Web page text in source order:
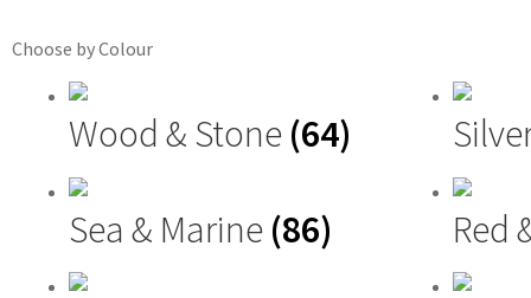
Choose by Colour
Wood & Stone (64)
Sea & Marine (86) Red